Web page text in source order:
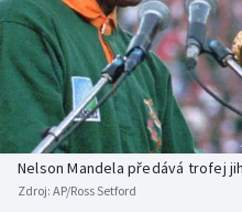
Basketbal
Biatlon
Boby a skeleton
Box
Historické návraty
Aplikace ČT sport
AZ kvíz
Nelson Mandela předává trofej
Zdroj: AP/Ross Setford